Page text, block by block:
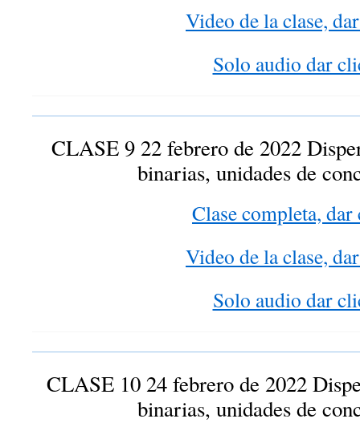
Video de la clase,
Solo audio dar
CLASE 9 22 febrero de 2022
binarias, unidades de
Clase completa,
Video de la clase,
Solo audio dar
CLASE 10 24 febrero de 2022
binarias, unidades de